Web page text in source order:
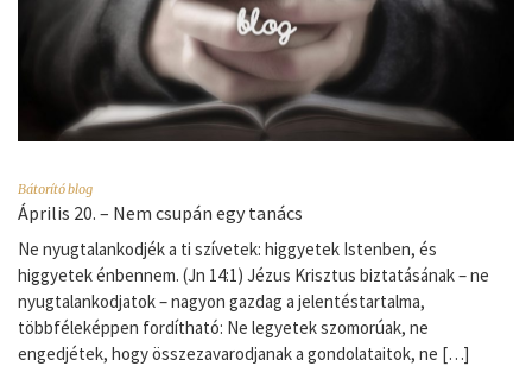
Bátorító blog
Április 20. – Nem csupán egy tanács
Ne nyugtalankodjék a ti szívetek: higgyetek Istenben, és
higgyetek énbennem. (Jn 14:1) Jézus Krisztus biztatásának – ne
nyugtalankodjatok – nagyon gazdag a jelentéstartalma,
többféleképpen fordítható: Ne legyetek szomorúak, ne
engedjétek, hogy összezavarodjanak a gondolataitok, ne […]